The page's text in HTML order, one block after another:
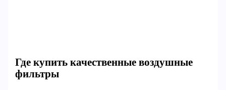
Где купить качественные воздушные
фильтры